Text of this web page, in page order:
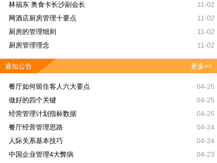
林福东 奥食卡长沙副会长
11-02
网酒店厨房管理十要点
11-02
厨房的管理细则
11-02
厨房管理理念
11-02
通知公告 更多>>
餐厅如何留住客人六大要点
04-25
做好的四个关键
04-25
经营管理计划指标数据
04-25
餐厅经营管理思路
04-24
人际关系基本技巧
04-24
中国企业管理4大弊病
04-23